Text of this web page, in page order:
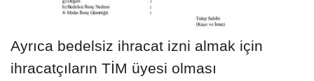
Ayrıca bedelsiz ihracat izni almak için
ihracatçıların TİM üyesi olması